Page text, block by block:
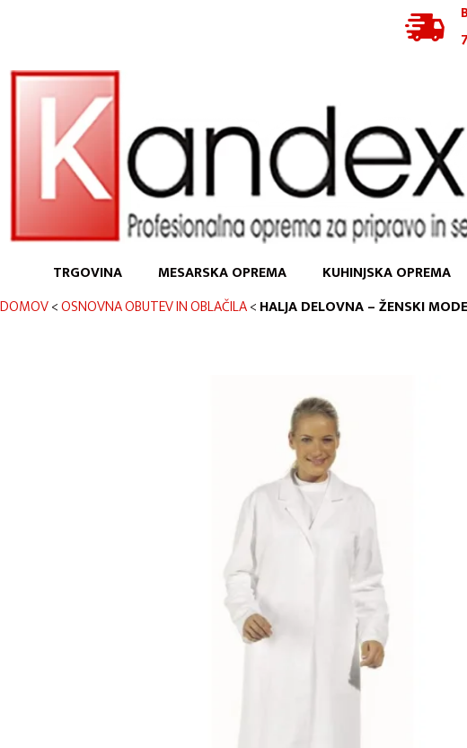
TRGOVINA MESARSKA OPREMA KUHINJSKA OPREMA
DOMOV<OSNOVNA OBUTEV IN OBLAČILA<HALJA DELOVNA – ŽENSKI